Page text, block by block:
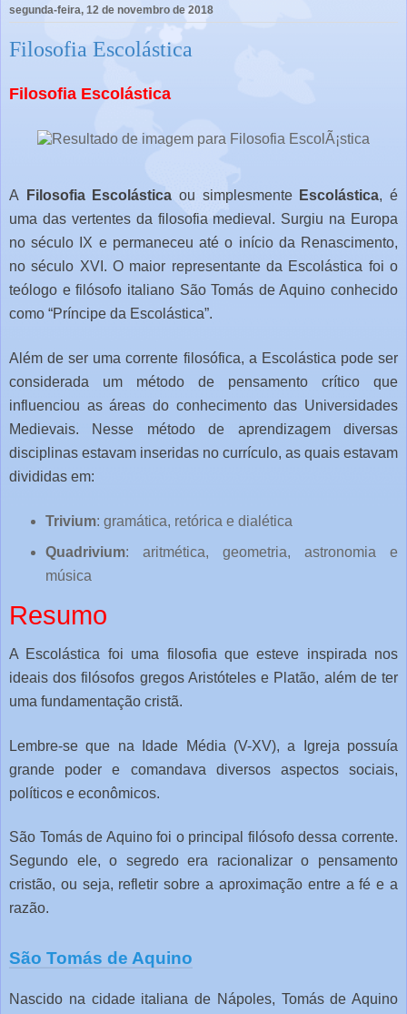
segunda-feira, 12 de novembro de 2018
Filosofia Escolástica
Filosofia Escolástica
A Filosofia Escolástica ou simplesmente Escolástica, é
uma das vertentes da filosofia medieval. Surgiu na Europa
no século IX e permaneceu até o início da Renascimento,
no século XVI. O maior representante da Escolástica foi o
teólogo e filósofo italiano São Tomás de Aquino conhecido
como “Príncipe da Escolástica”.
Além de ser uma corrente filosófica, a Escolástica pode ser
considerada um método de pensamento crítico que
influenciou as áreas do conhecimento das Universidades
Medievais. Nesse método de aprendizagem diversas
disciplinas estavam inseridas no currículo, as quais estavam
divididas em:
Trivium: gramática, retórica e dialética
Quadrivium: aritmética, geometria, astronomia e
música
Resumo
A Escolástica foi uma filosofia que esteve inspirada nos
ideais dos filósofos gregos Aristóteles e Platão, além de ter
uma fundamentação cristã.
Lembre-se que na Idade Média (V-XV), a Igreja possuía
grande poder e comandava diversos aspectos sociais,
políticos e econômicos.
São Tomás de Aquino foi o principal filósofo dessa corrente.
Segundo ele, o segredo era racionalizar o pensamento
cristão, ou seja, refletir sobre a aproximação entre a fé e a
razão.
São Tomás de Aquino
Nascido na cidade italiana de Nápoles, Tomás de Aquino